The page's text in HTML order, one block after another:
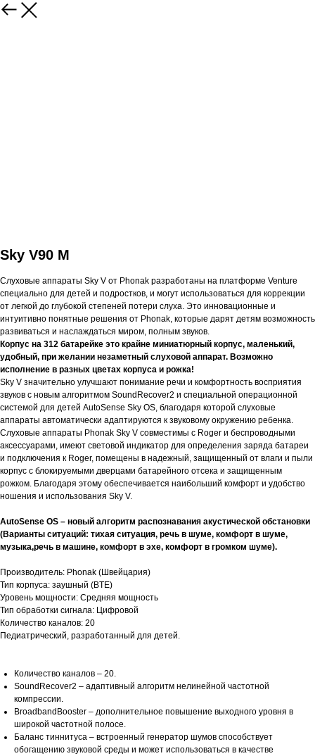
Sky V90 M
Слуховые аппараты Sky V от Phonak разработаны на платформе Venture
специально для детей и подростков, и могут использоваться для коррекции
от легкой до глубокой степеней потери слуха. Это инновационные и
интуитивно понятные решения от Phonak, которые дарят детям возможность
развиваться и наслаждаться миром, полным звуков.
Корпус на 312 батарейке это крайне миниатюрный корпус, маленький,
удобный, при желании незаметный слуховой аппарат. Возможно
исполнение в разных цветах корпуса и рожка!
Sky V значительно улучшают понимание речи и комфортность восприятия
звуков с новым алгоритмом SoundRecover2 и специальной операционной
системой для детей AutoSense Sky OS, благодаря которой слуховые
аппараты автоматически адаптируются к звуковому окружению ребенка.
Слуховые аппараты Phonak Sky V совместимы с Roger и беспроводными
аксессуарами, имеют световой индикатор для определения заряда батареи
и подключения к Roger, помещены в надежный, защищенный от влаги и пыли
корпус с блокируемыми дверцами батарейного отсека и защищенным
рожком. Благодаря этому обеспечивается наибольший комфорт и удобство
ношения и использования Sky V.
AutoSense OS – новый алгоритм распознавания акустической обстановки
(Варианты ситуаций: тихая ситуация, речь в шуме, комфорт в шуме,
музыка,речь в машине, комфорт в эхе, комфорт в громком шуме).
Производитель: Phonak (Швейцария)
Тип корпуса: заушный (BTE)
Уровень мощности: Средняя мощность
Тип обработки сигнала: Цифровой
Количество каналов: 20
Педиатрический, разработанный для детей.
Количество каналов – 20.
SoundRecover2 – адаптивный алгоритм нелинейной частотной
компрессии.
BroadbandBooster – дополнительное повышение выходного уровня в
широкой частотной полосе.
Баланс тиннитуса – встроенный генератор шумов способствует
обогащению звуковой среды и может использоваться в качестве